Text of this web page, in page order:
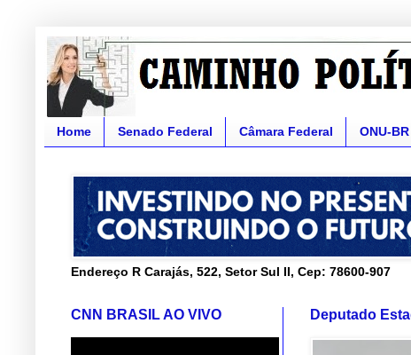
Home Senado Federal Câmara Federal ONU-BR
Endereço R Carajás, 522, Setor Sul II, Cep: 78600-907
Deputado
CNN BRASIL AO VIVO